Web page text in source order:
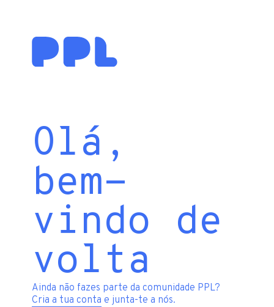
Olá,
bem-
vindo de
volta
Ainda não fazes parte da comunidade PPL?
Cria a tua conta e junta-te a nós.